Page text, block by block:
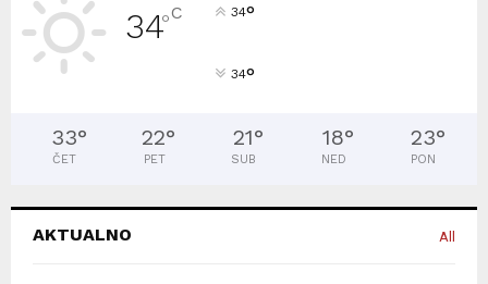
34°C 34°
34°
33°
ČET
22°
PET
21°
SUB
18°
NED
23°
PON
AKTUALNO All